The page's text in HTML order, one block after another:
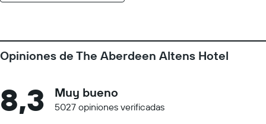
Opiniones de The Aberdeen Altens Hotel
8,3 Muy bueno
5027 opiniones verificadas